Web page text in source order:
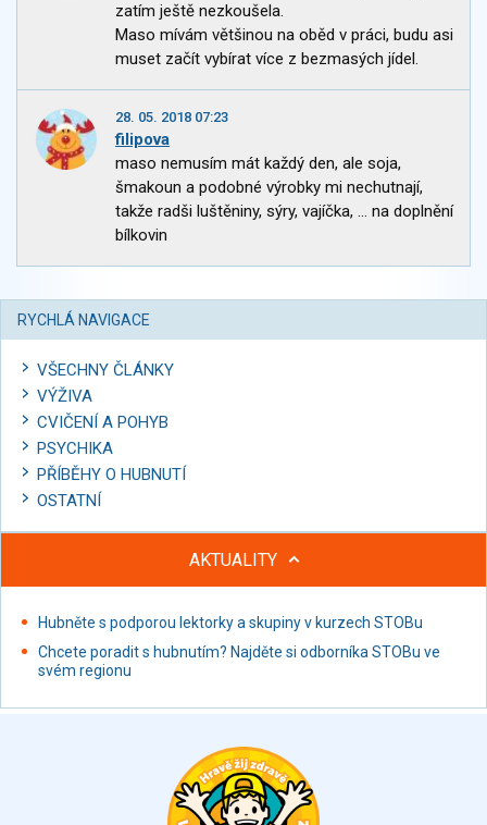
zatím ještě nezkoušela.
Maso mívám většinou na oběd v práci, budu asi
muset začít vybírat více z bezmasých jídel.
28. 05. 2018 07:23
filipova
maso nemusím mát každý den, ale soja,
šmakoun a podobné výrobky mi nechutnají,
takže radši luštěniny, sýry, vajíčka, ... na doplnění
bílkovin
RYCHLÁ NAVIGACE
VŠECHNY ČLÁNKY
VÝŽIVA
CVIČENÍ A POHYB
PSYCHIKA
PŘÍBĚHY O HUBNUTÍ
OSTATNÍ
AKTUALITY
Hubněte s podporou lektorky a skupiny v kurzech STOBu
Chcete poradit s hubnutím? Najděte si odborníka STOBu ve
svém regionu